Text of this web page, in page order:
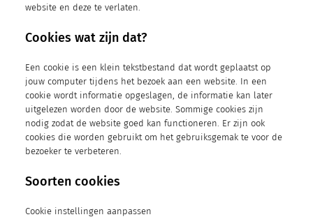
website en deze te verlaten.
Cookies wat zijn dat?
Een cookie is een klein tekstbestand dat wordt geplaatst op
jouw computer tijdens het bezoek aan een website. In een
cookie wordt informatie opgeslagen, de informatie kan later
uitgelezen worden door de website. Sommige cookies zijn
nodig zodat de website goed kan functioneren. Er zijn ook
cookies die worden gebruikt om het gebruiksgemak te voor de
bezoeker te verbeteren.
Soorten cookies
Cookie instellingen aanpassen